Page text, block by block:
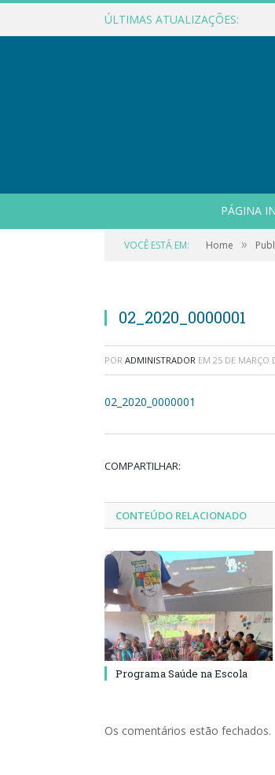
ÚLTIMAS ATUALIZAÇÕES:
PÁGINA
VOCÊ ESTÁ EM: Home »
02_2020_0000001
POR ADMINISTRADOR EM 25 DE MARÇO
02_2020_0000001
COMPARTILHAR:
CONTEÚDO RELACIONADO
Programa Saúde na Escola
Os comentários estão fechados.